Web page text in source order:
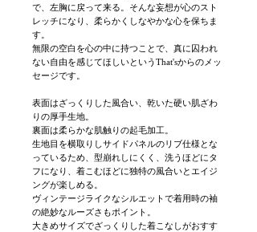
で、左胸に戻って来る。そんな妄想が心のスト
レッチになり、柔らかくしなやかな心を保ちま
す。
無限の空白を心の中に持つことで、真に囚われ
ない自由を感じてほしいというThat'sからのメッ
セージです。
表面はざっくりした風合い、乾いた硬い肌ざわ
りの厚手生地。
裏面は柔らかな肌触りの起毛加工。
生地目を横取りしサイドパネルのリブ仕様とな
っているため、型崩れしにくく、洗うほどにタ
フになり、着こむほどに独特の風合いとエイジ
ングが楽しめる。
ヴィンテージライクなシルエットで着用時の袖
の絶妙なルーズさもポイント。
大きめサイズでざっくりした着こなしがおすす